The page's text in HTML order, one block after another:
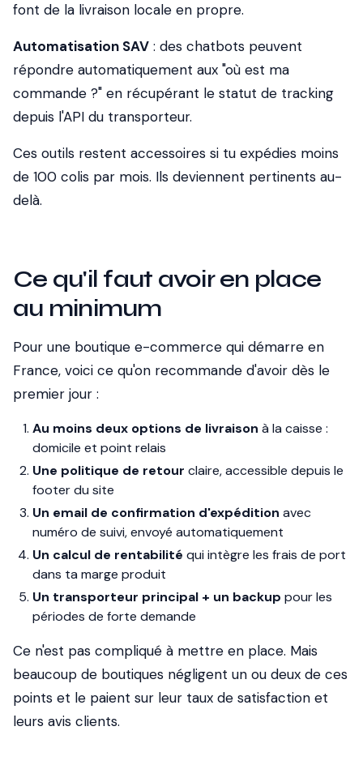
font de la livraison locale en propre.
Automatisation SAV : des chatbots peuvent
répondre automatiquement aux "où est ma
commande ?" en récupérant le statut de tracking
depuis l'API du transporteur.
Ces outils restent accessoires si tu expédies moins
de 100 colis par mois. Ils deviennent pertinents au-
delà.
Ce qu'il faut avoir en place
au minimum
Pour une boutique e-commerce qui démarre en
France, voici ce qu'on recommande d'avoir dès le
premier jour :
Au moins deux options de livraison à la caisse :
domicile et point relais
Une politique de retour claire, accessible depuis le
footer du site
Un email de confirmation d'expédition avec
numéro de suivi, envoyé automatiquement
Un calcul de rentabilité qui intègre les frais de port
dans ta marge produit
Un transporteur principal + un backup pour les
périodes de forte demande
Ce n'est pas compliqué à mettre en place. Mais
beaucoup de boutiques négligent un ou deux de ces
points et le paient sur leur taux de satisfaction et
leurs avis clients.